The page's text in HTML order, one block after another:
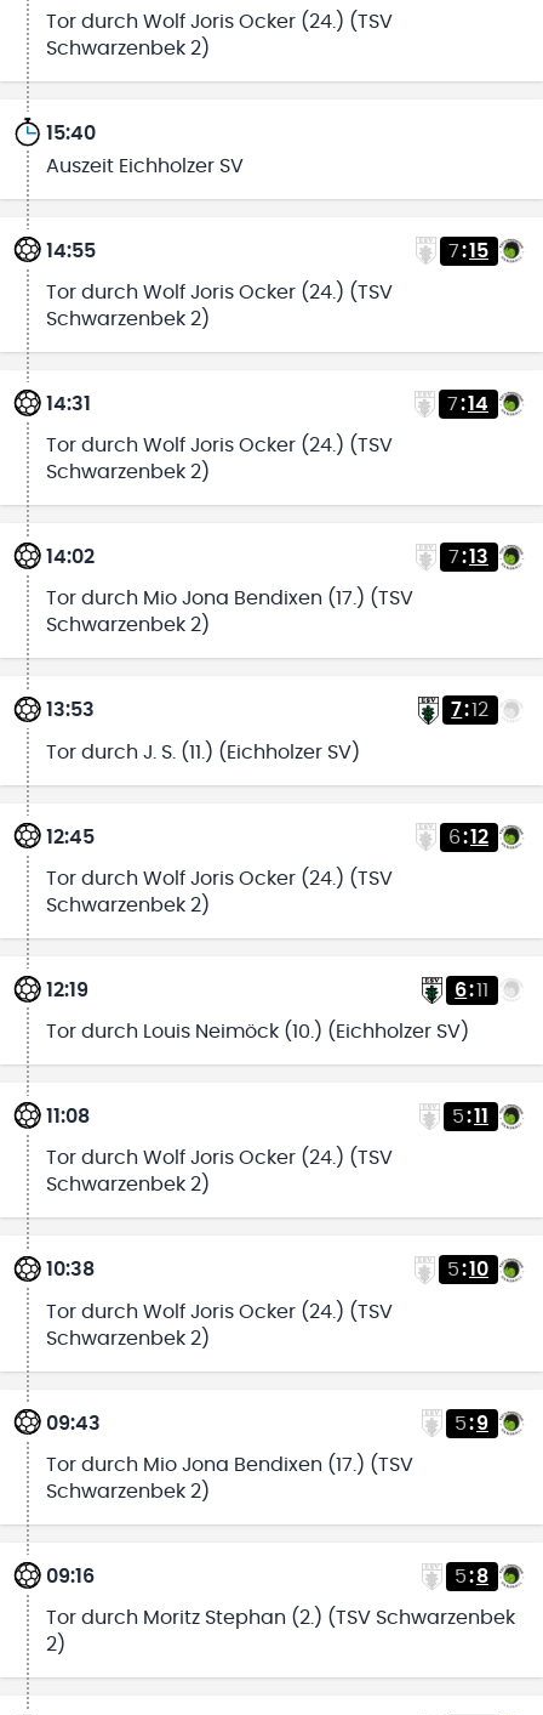
Tor durch Wolf Joris Ocker (24.) (TSV
Schwarzenbek 2)
15:40
Auszeit Eichholzer SV
14:55 7:15
Tor durch Wolf Joris Ocker (24.) (TSV
Schwarzenbek 2)
14:31 7:14
Tor durch Wolf Joris Ocker (24.) (TSV
Schwarzenbek 2)
14:02 7:13
Tor durch Mio Jona Bendixen (17.) (TSV
Schwarzenbek 2)
13:53 7:12
Tor durch J. S. (11.) (Eichholzer SV)
12:45 6:12
Tor durch Wolf Joris Ocker (24.) (TSV
Schwarzenbek 2)
12:19 6:11
Tor durch Louis Neimöck (10.) (Eichholzer SV)
11:08 5:11
Tor durch Wolf Joris Ocker (24.) (TSV
Schwarzenbek 2)
10:38 5:10
Tor durch Wolf Joris Ocker (24.) (TSV
Schwarzenbek 2)
09:43 5:9
Tor durch Mio Jona Bendixen (17.) (TSV
Schwarzenbek 2)
09:16 5:8
Tor durch Moritz Stephan (2.) (TSV Schwarzenbek
2)